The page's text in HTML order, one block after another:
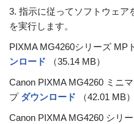
3. 指示に従ってソフトウェア
を実行します。
PIXMA MG4260シリーズ MP
ンロード
（35.14 MB）
Canon PIXMA MG4260 ミニ
プ ダウンロード
（42.01 MB）
Canon PIXMA MG4260 シリ